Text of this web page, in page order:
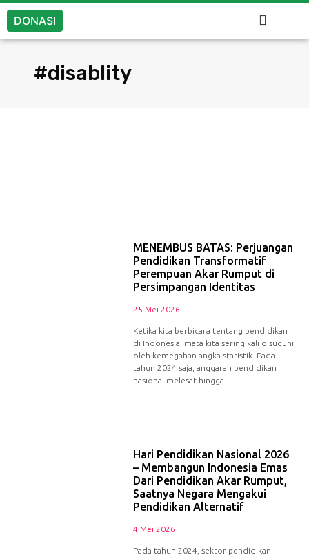
DONASI
#disablity
MENEMBUS BATAS: Perjuangan
Pendidikan Transformatif
Perempuan Akar Rumput di
Persimpangan Identitas
25 Mei 2026
Ketika kita berbicara tentang pendidikan
di Indonesia, mata kita sering kali disuguhi
oleh kemegahan angka statistik. Pada
tahun 2024 saja, anggaran pendidikan
nasional melesat hingga
Hari Pendidikan Nasional 2026
– Membangun Indonesia Emas
Dari Pendidikan Akar Rumput,
Saatnya Negara Mengakui
Pendidikan Alternatif
4 Mei 2026
Pada tahun 2024, sektor pendidikan